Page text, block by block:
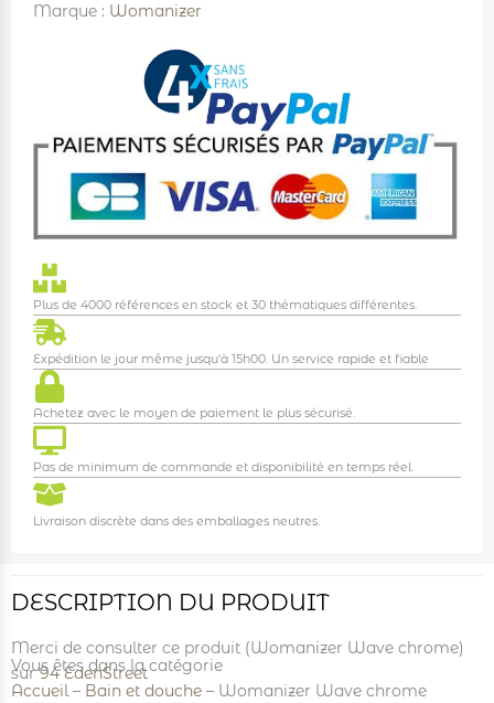
Marque : Womanizer
Plus de 4000 références en stock et 30 thématiques différentes.
Expédition le jour même jusqu'à 15h00. Un service rapide et fiable
Achetez avec le moyen de paiement le plus sécurisé.
Pas de minimum de commande et disponibilité en temps réel.
Livraison discrète dans des emballages neutres.
DESCRIPTION DU PRODUIT
Merci de consulter ce produit (Womanizer Wave chrome)
sur94 EdenStreet
Vous êtes dans la catégorie
Accueil– Bain et douche – Womanizer Wave chrome